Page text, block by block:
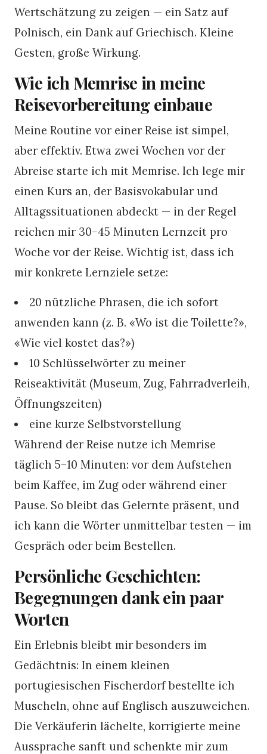
Wertschätzung zu zeigen — ein Satz auf
Polnisch, ein Dank auf Griechisch. Kleine
Gesten, große Wirkung.
Wie ich Memrise in meine
Reisevorbereitung einbaue
Meine Routine vor einer Reise ist simpel,
aber effektiv. Etwa zwei Wochen vor der
Abreise starte ich mit Memrise. Ich lege mir
einen Kurs an, der Basisvokabular und
Alltagssituationen abdeckt — in der Regel
reichen mir 30–45 Minuten Lernzeit pro
Woche vor der Reise. Wichtig ist, dass ich
mir konkrete Lernziele setze:
20 nützliche Phrasen, die ich sofort
anwenden kann (z. B. «Wo ist die Toilette?»,
«Wie viel kostet das?»)
10 Schlüsselwörter zu meiner
Reiseaktivität (Museum, Zug, Fahrradverleih,
Öffnungszeiten)
eine kurze Selbstvorstellung
Während der Reise nutze ich Memrise
täglich 5–10 Minuten: vor dem Aufstehen
beim Kaffee, im Zug oder während einer
Pause. So bleibt das Gelernte präsent, und
ich kann die Wörter unmittelbar testen — im
Gespräch oder beim Bestellen.
Persönliche Geschichten:
Begegnungen dank ein paar
Worten
Ein Erlebnis bleibt mir besonders im
Gedächtnis: In einem kleinen
portugiesischen Fischerdorf bestellte ich
Muscheln, ohne auf Englisch auszuweichen.
Die Verkäuferin lächelte, korrigierte meine
Aussprache sanft und schenkte mir zum